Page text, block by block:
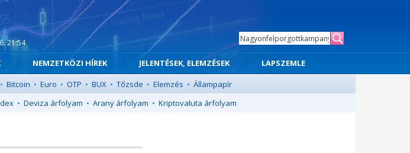
21:54
NEMZETKÖZI HÍREK JELENTÉSEK, ELEMZÉSEK
LAPSZEMLE
• Bitcoin • Euro • OTP • BUX • Tőzsde • Elemzés • Állampapír
• Deviza árfolyam • Arany árfolyam • Kriptovaluta árfolyam